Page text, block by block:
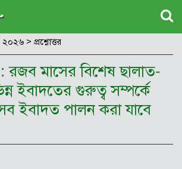
২০২৬ > প্রশ্নোত্তর
রজব মাসের বিশেষ ছালাত-
ইবাদতের গুরুত্ব সম্পর্কে
ইবাদত পালন করা যাবে